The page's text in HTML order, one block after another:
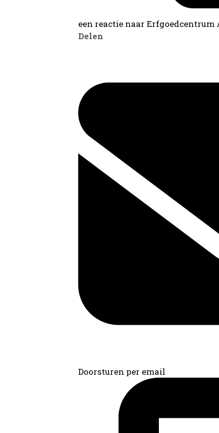
een reactie naar
Delen
Doorsturen per email